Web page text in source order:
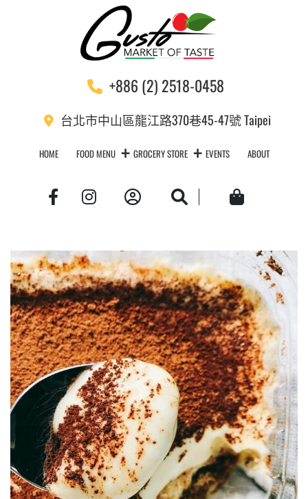
+886 (2) 2518-0458
台北市中山區龍江路370巷45-47號 Taipei
HOME FOOD MENU GROCERY STORE EVENTS ABOUT
Account Search Cart